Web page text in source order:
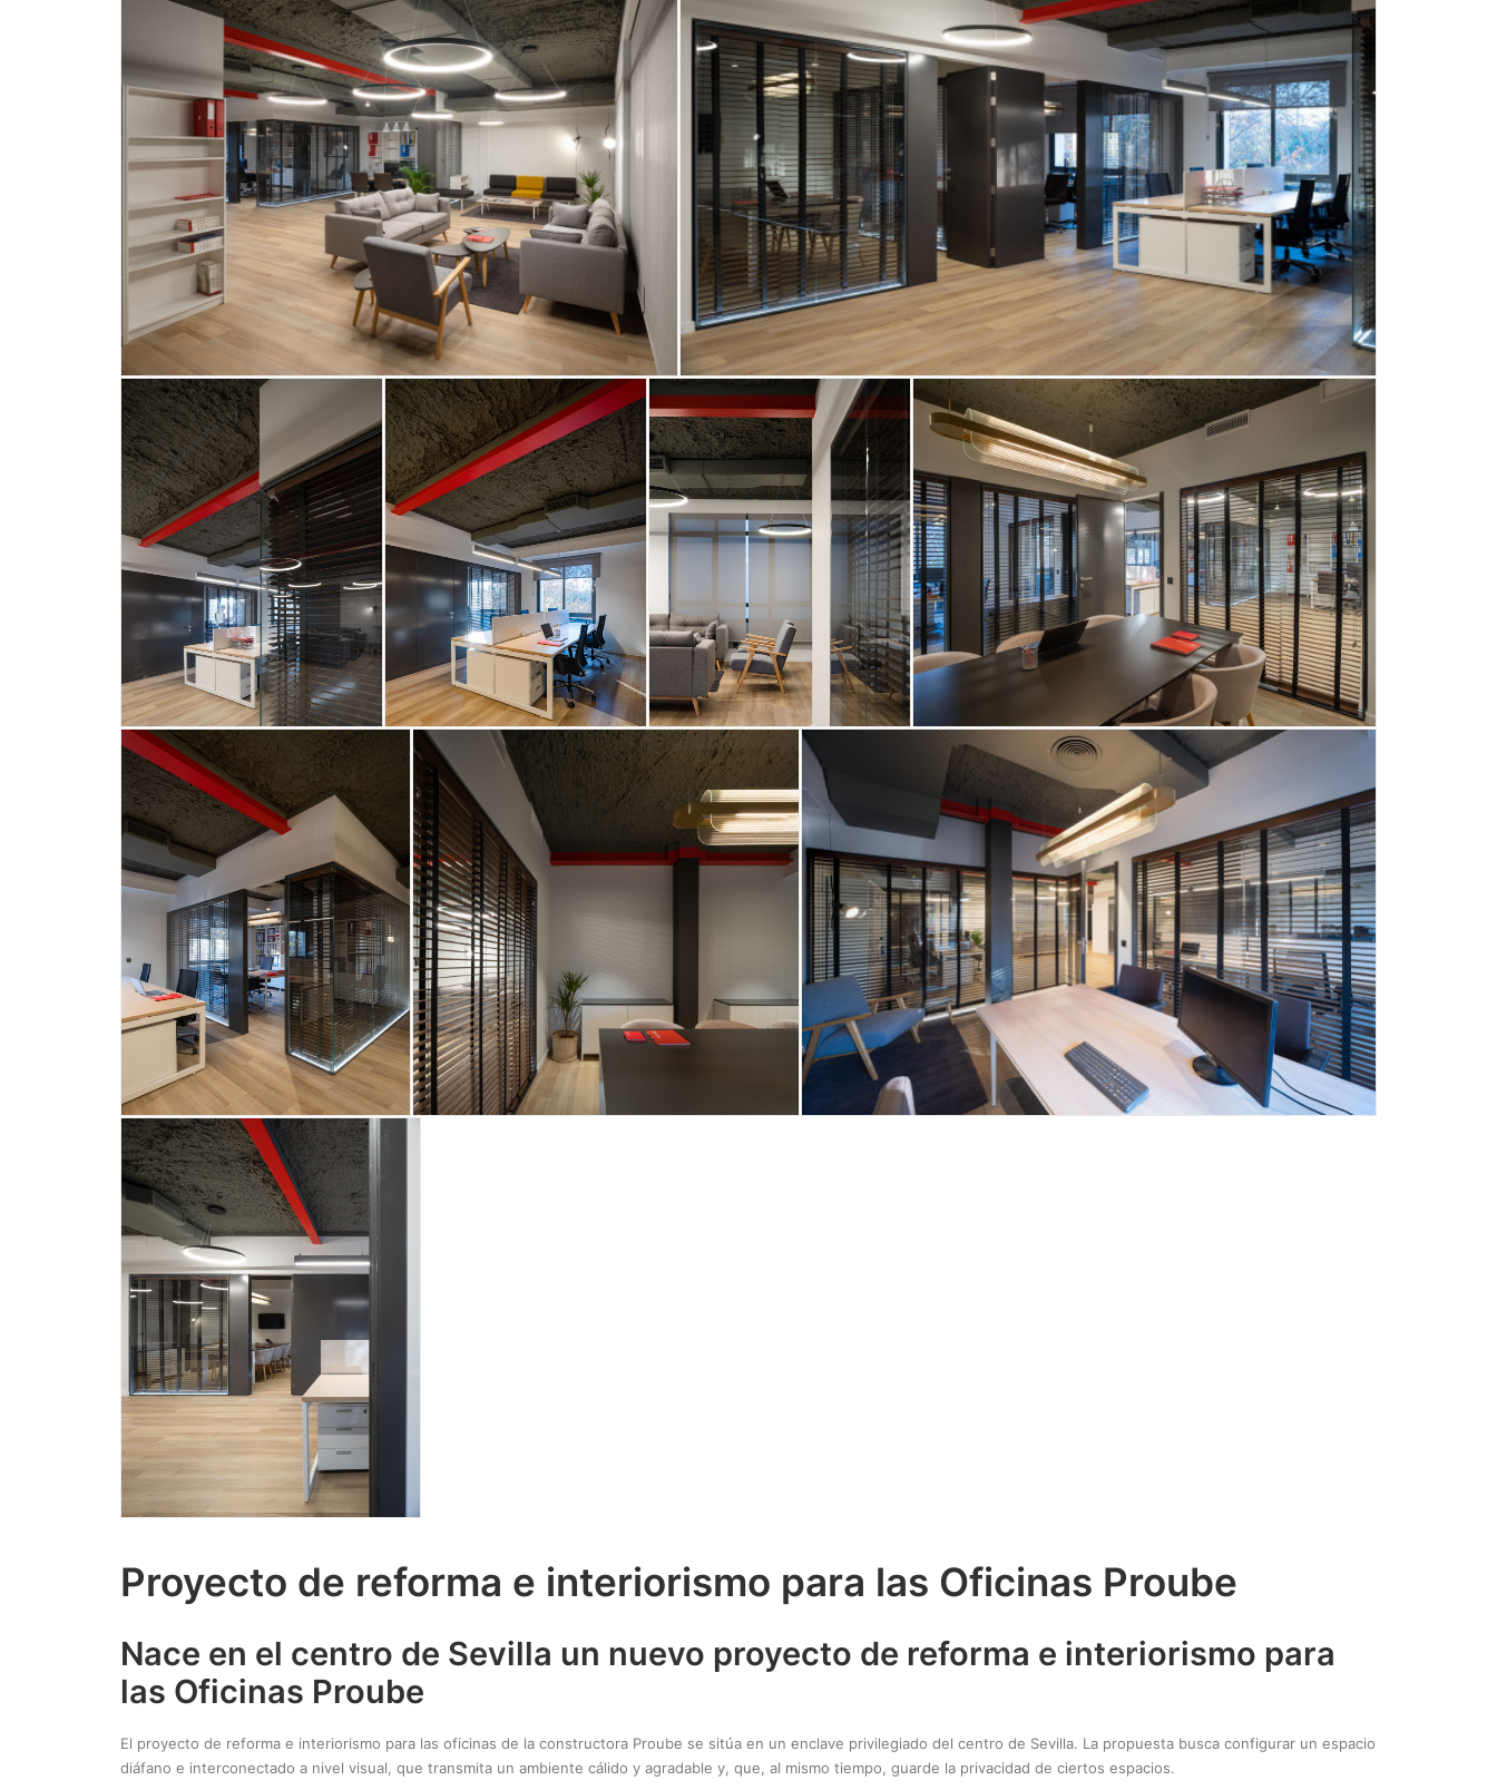
Proyecto de reforma e interiorismo para las Oficinas Proube
Nace en el centro de Sevilla un nuevo proyecto de reforma e interiorismo para
las Oficinas Proube
El proyecto de reforma e interiorismo para las oficinas de la constructora Proube se sitúa en un enclave privilegiado del centro de Sevilla. La propuesta busca configurar un espacio
diáfano e interconectado a nivel visual, que transmita un ambiente cálido y agradable y, que, al mismo tiempo, guarde la privacidad de ciertos espacios.